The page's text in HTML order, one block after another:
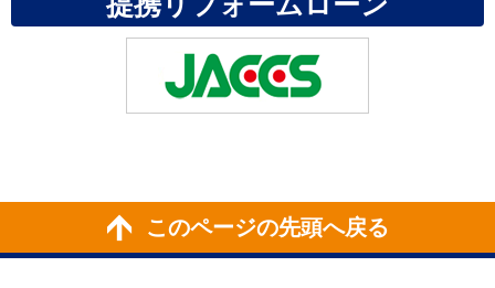
このページの先頭へ戻る